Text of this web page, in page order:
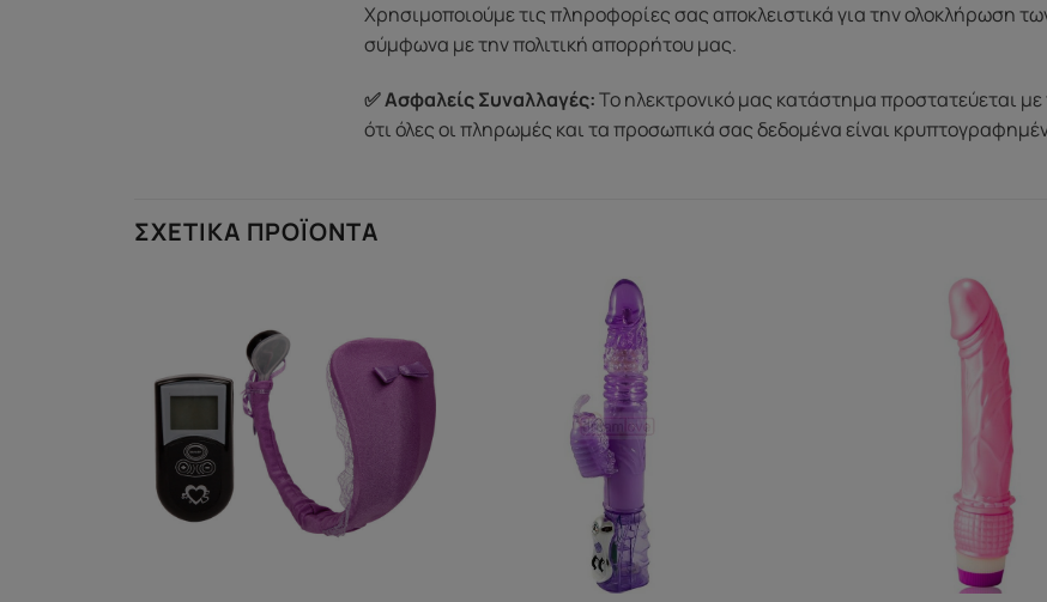
Χρησιμοποιούμε τις πληροφορίες σας αποκλειστικά για την ολοκλήρωση
σύμφωνα με την πολιτική απορρήτου μας.
✅ Ασφαλείς Συναλλαγές:Το ηλεκτρονικό μας κατάστημα προστατεύεται
ότι όλες οι πληρωμές και τα προσωπικά σας δεδομένα είναι
ΣΧΕΤΙΚΆ ΠΡΟΪΌΝΤΑ